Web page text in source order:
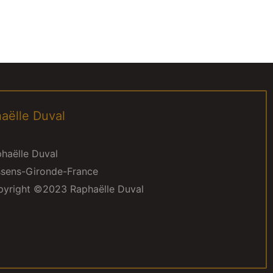
Duval
Duval
Gironde-France
©2023 Raphaëlle Duval